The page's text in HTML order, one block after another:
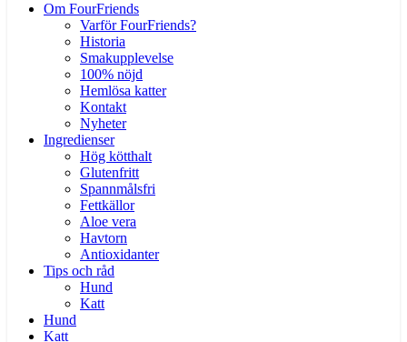
Om FourFriends
Varför FourFriends?
Historia
Smakupplevelse
100% nöjd
Hemlösa katter
Kontakt
Nyheter
Ingredienser
Hög kötthalt
Glutenfritt
Spannmålsfri
Fettkällor
Aloe vera
Havtorn
Antioxidanter
Tips och råd
Hund
Katt
Hund
Katt